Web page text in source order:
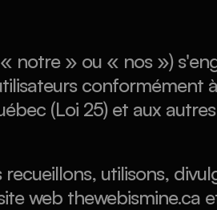
notre » ou « nos »)
conformément
(Loi 25) et aux
utilisons,
web thewebismine.ca